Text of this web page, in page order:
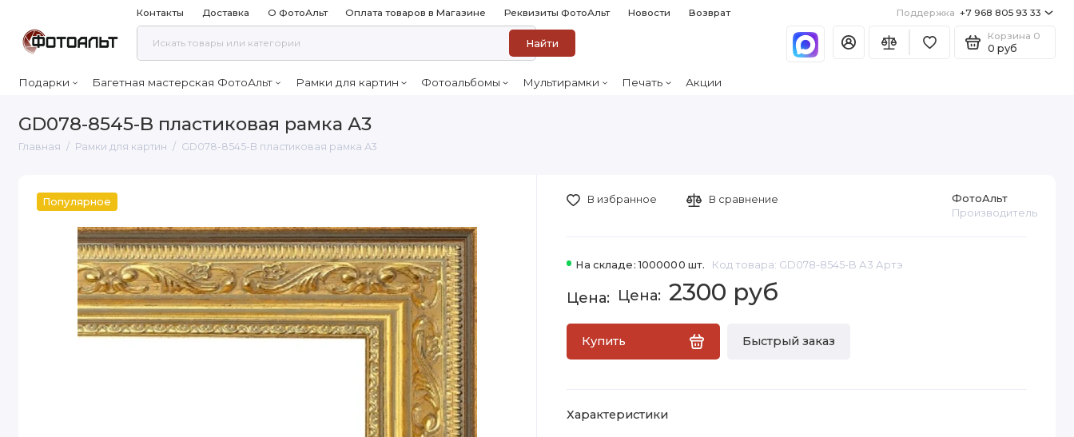
Контакты Доставка О ФотоАльт Оплата товаров в Магазине Реквизиты ФотоАльт Новости Возврат Поддержка +7 968 805 93 33
Найти
Корзина 0
0 руб
Подарки Багетная мастерская ФотоАльт Рамки для картин Фотоальбомы Мультирамки Печать Акции
GD078-8545-B пластиковая рамка А3
Главная Рамки для картин GD078-8545-B пластиковая рамка А3
Популярное
На складе: 1000000 шт. Код товара: GD078-8545-B А3 Артэ
ФотоАльт
Производитель
2300 руб
Купить Быстрый заказ
В избранное В сравнение
Характеристики